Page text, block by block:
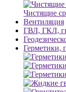
Чистящие
Вентиляция
ГВЛ, ГКЛ,
Герметики,